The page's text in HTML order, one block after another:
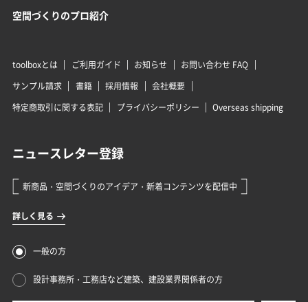
空間づくりのプロ紹介
toolboxとは ご利用ガイド お知らせ
お問い合わせ FAQ
サンプル請求
書籍 採用情報
会社概要
特定商取引に関する表記
プライバシーポリシー Overseas shipping